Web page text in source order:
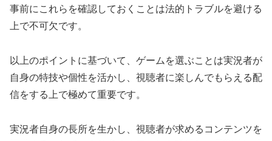
事前にこれらを確認しておくことは法的トラブルを避ける
上で不可欠です。
以上のポイントに基づいて、ゲームを選ぶことは実況者が
自身の特技や個性を活かし、視聴者に楽しんでもらえる配
信をする上で極めて重要です。
実況者自身の長所を生かし、視聴者が求めるコンテンツを